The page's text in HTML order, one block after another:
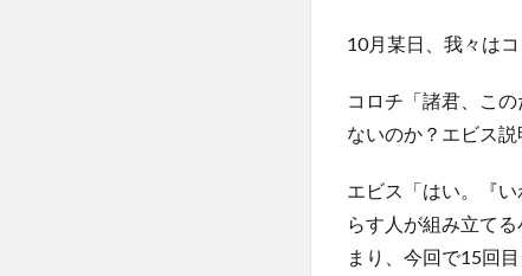
10月某日、我々は
コロチ「諸君、こ
ないのか？エビス説
エビス「はい。『
らす人が組み立て
まり、今回で15回